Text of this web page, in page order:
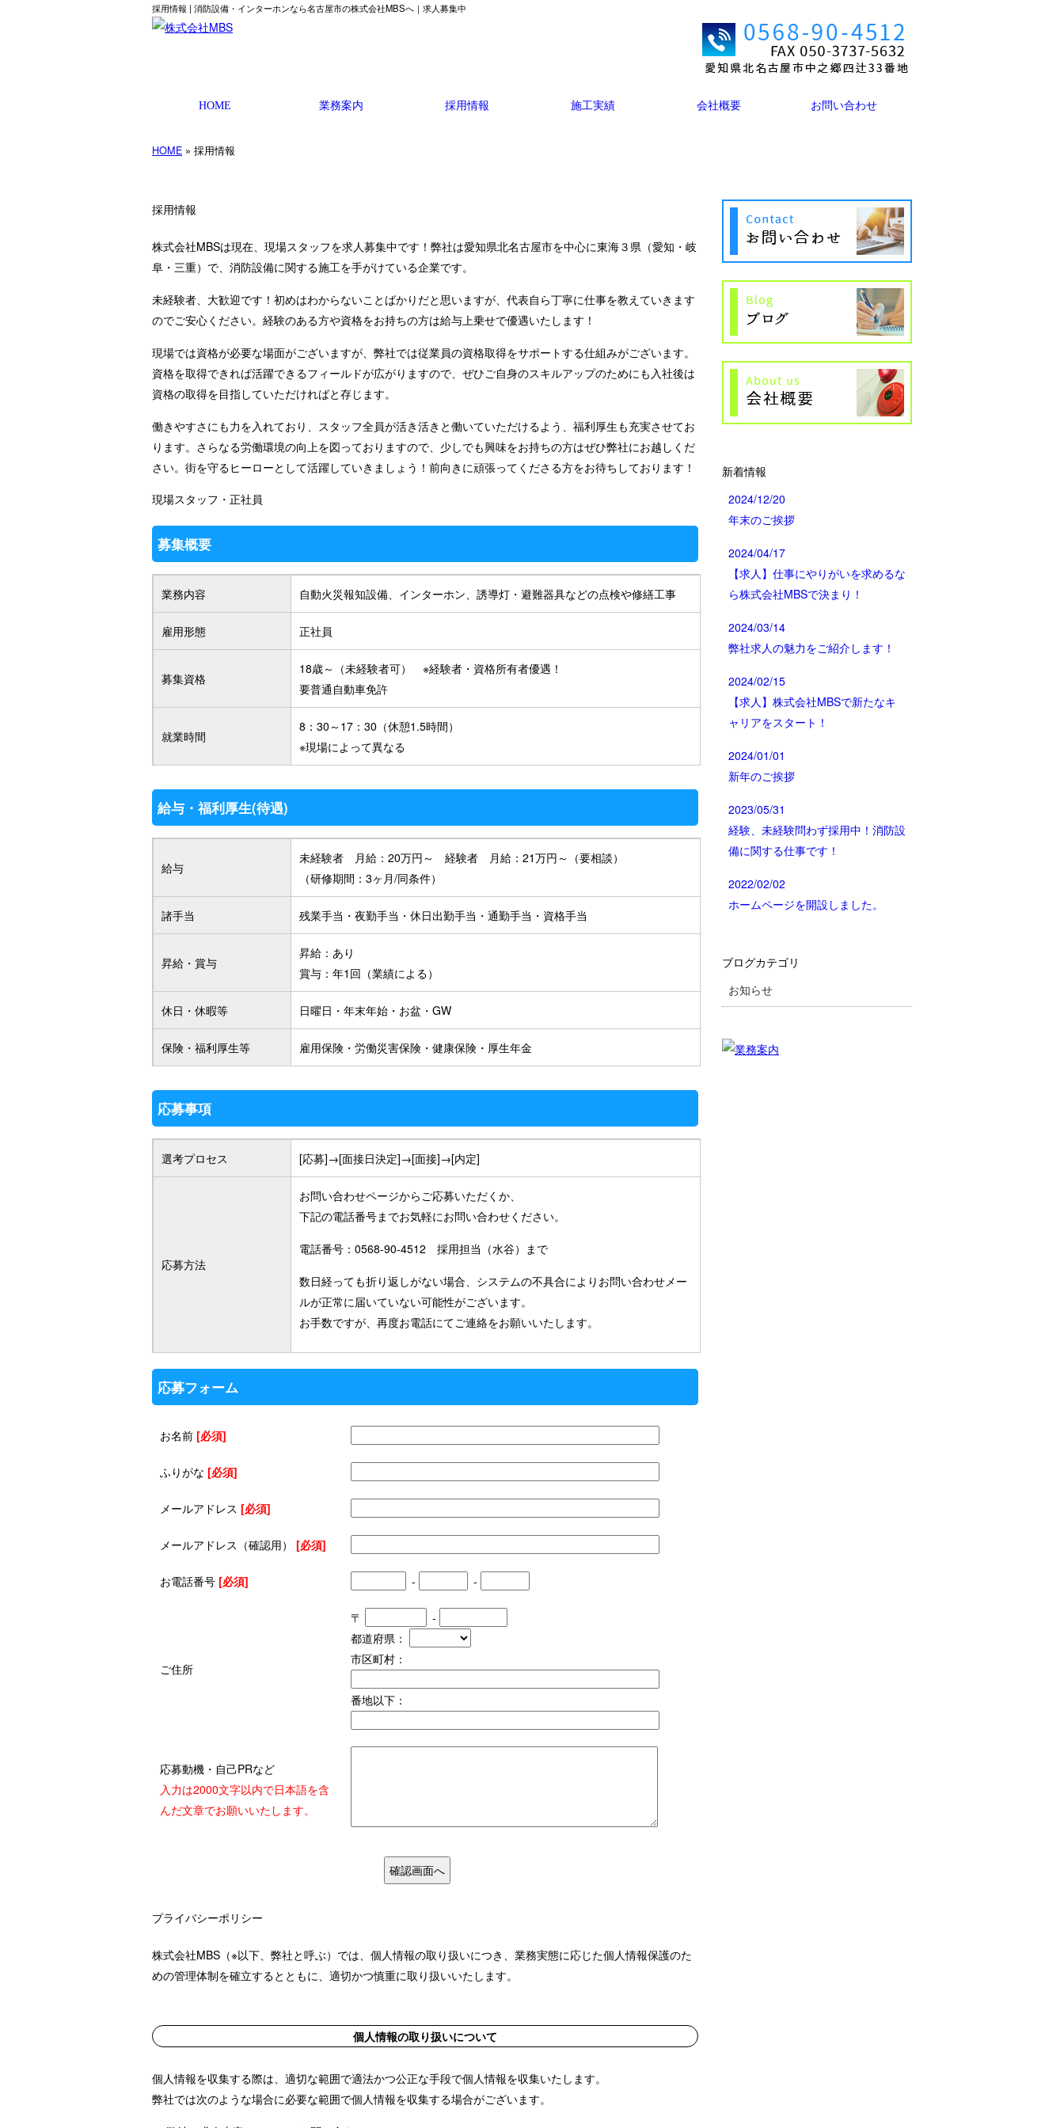
採用情報 | 消防設備・インターホンなら名古屋市の株式会社MBSへ｜求人募集中
HOME 業務案内 採用情報 施工実績 会社概要 お問い合わせ
HOME » 採用情報
採用情報
株式会社MBSは現在、現場スタッフを求人募集中です！弊社は愛知県北名古屋市を中心に東海３県（愛知・岐
阜・三重）で、消防設備に関する施工を手がけている企業です。
未経験者、大歓迎です！初めはわからないことばかりだと思いますが、代表自ら丁寧に仕事を教えていきます
のでご安心ください。経験のある方や資格をお持ちの方は給与上乗せで優遇いたします！
現場では資格が必要な場面がございますが、弊社では従業員の資格取得をサポートする仕組みがございます。
資格を取得できれば活躍できるフィールドが広がりますので、ぜひご自身のスキルアップのためにも入社後は
資格の取得を目指していただければと存じます。
働きやすさにも力を入れており、スタッフ全員が活き活きと働いていただけるよう、福利厚生も充実させてお
ります。さらなる労働環境の向上を図っておりますので、少しでも興味をお持ちの方はぜひ弊社にお越しくだ
さい。街を守るヒーローとして活躍していきましょう！前向きに頑張ってくださる方をお待ちしております！
現場スタッフ・正社員
募集概要
業務内容 自動火災報知設備、インターホン、誘導灯・避難器具などの点検や修繕工事
雇用形態 正社員
募集資格
18歳～（未経験者可） ※経験者・資格所有者優遇！
要普通自動車免許
就業時間
8：30～17：30（休憩1.5時間）
※現場によって異なる
給与・福利厚生(待遇)
給与
未経験者 月給：20万円～ 経験者 月給：21万円～（要相談）
（研修期間：3ヶ月/同条件）
諸手当 残業手当・夜勤手当・休日出勤手当・通勤手当・資格手当
昇給・賞与
昇給：あり
賞与：年1回（業績による）
休日・休暇等 日曜日・年末年始・お盆・GW
保険・福利厚生等 雇用保険・労働災害保険・健康保険・厚生年金
応募事項
選考プロセス [応募]→[面接日決定]→[面接]→[内定]
応募方法
お問い合わせページからご応募いただくか、
下記の電話番号までお気軽にお問い合わせください。
電話番号：0568-90-4512 採用担当（水谷）まで
数日経っても折り返しがない場合、システムの不具合によりお問い合わせメー
ルが正常に届いていない可能性がございます。
お手数ですが、再度お電話にてご連絡をお願いいたします。
応募フォーム
お名前 [必須]
ふりがな [必須]
メールアドレス [必須]
メールアドレス（確認用） [必須]
お電話番号 [必須] - -
ご住所
〒
-
都道府県：
市区町村：
番地以下：
応募動機・自己PRなど
入力は2000文字以内で日本語を含
んだ文章でお願いいたします。
プライバシーポリシー
株式会社MBS（※以下、弊社と呼ぶ）では、個人情報の取り扱いにつき、業務実態に応じた個人情報保護のた
めの管理体制を確立するとともに、適切かつ慎重に取り扱いいたします。
個人情報の取り扱いについて
個人情報を収集する際は、適切な範囲で適法かつ公正な手段で個人情報を収集いたします。
弊社では次のような場合に必要な範囲で個人情報を収集する場合がございます。
新着情報
2024/12/20
年末のご挨拶
2024/04/17
【求人】仕事にやりがいを求めるな
ら株式会社MBSで決まり！
2024/03/14
弊社求人の魅力をご紹介します！
2024/02/15
【求人】株式会社MBSで新たなキ
ャリアをスタート！
2024/01/01
新年のご挨拶
2023/05/31
経験、未経験問わず採用中！消防設
備に関する仕事です！
2022/02/02
ホームページを開設しました。
ブログカテゴリ
お知らせ